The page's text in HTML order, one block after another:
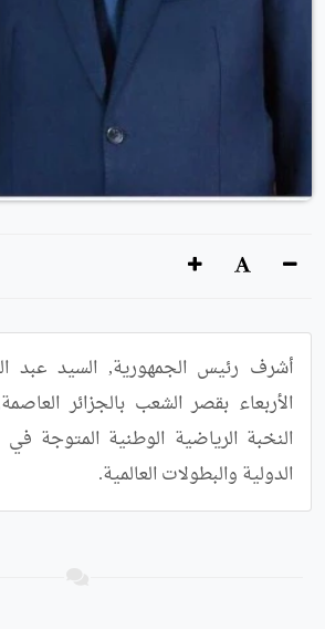
الدولية والبطولات العالمية.